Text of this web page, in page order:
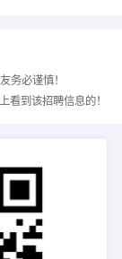
务必谨慎！
看到该招聘信息的！